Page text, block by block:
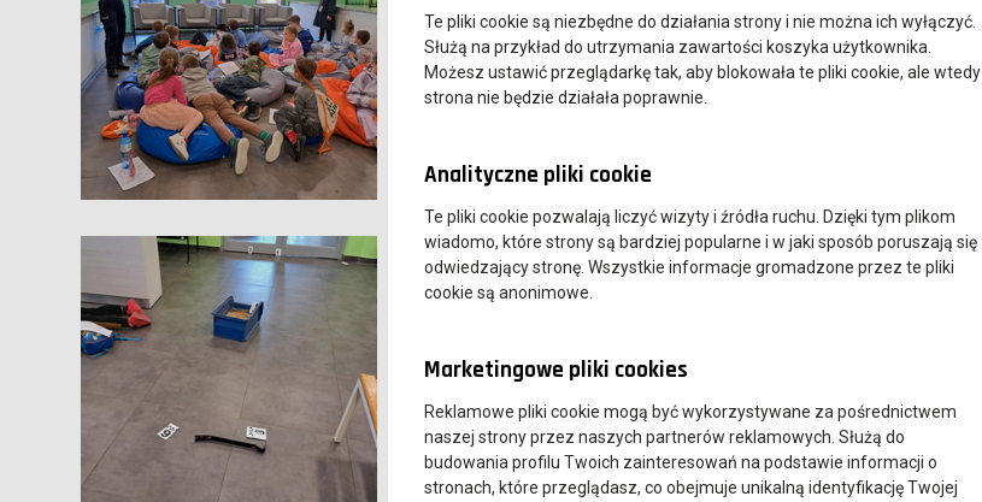
Te pliki cookie są niezbędne do działania strony i nie można ich wyłączyć.
Służą na przykład do utrzymania zawartości koszyka użytkownika.
Możesz ustawić przeglądarkę tak, aby blokowała te pliki cookie, ale wtedy
strona nie będzie działała poprawnie.
Analityczne pliki cookie
Te pliki cookie pozwalają liczyć wizyty i źródła ruchu. Dzięki tym plikom
wiadomo, które strony są bardziej popularne i w jaki sposób poruszają się
odwiedzający stronę. Wszystkie informacje gromadzone przez te pliki
cookie są anonimowe.
Marketingowe pliki cookies
Reklamowe pliki cookie mogą być wykorzystywane za pośrednictwem
naszej strony przez naszych partnerów reklamowych. Służą do
budowania profilu Twoich zainteresowań na podstawie informacji o
stronach, które przeglądasz, co obejmuje unikalną identyfikację Twojej